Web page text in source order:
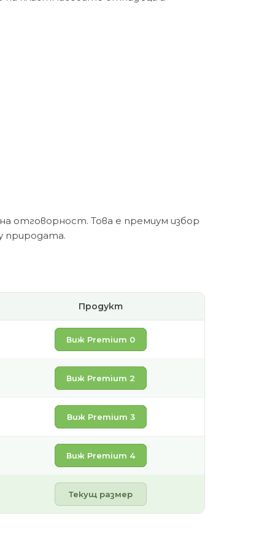
отговорност. Това е премиум избор
природата.
Продукт
Виж Premium 0
Виж Premium 2
Виж Premium 3
Виж Premium 4
Текущ размер